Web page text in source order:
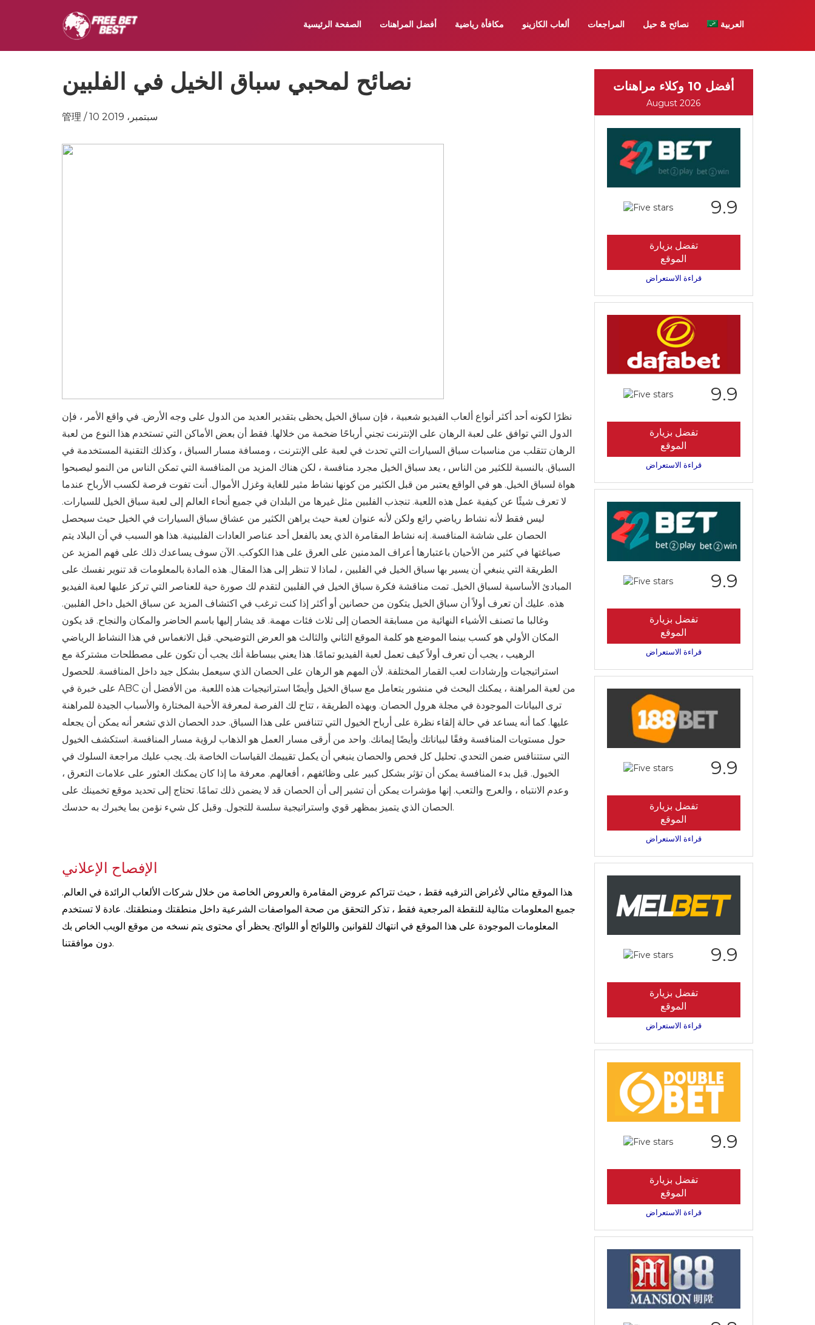
الصفحة الرئيسية أفضل المراهنات مكافأة رياضية ألعاب الكازينو المراجعات نصائح & حيل العربية
نصائح لمحبي سباق الخيل في الفلبين
管理 / 10 سبتمبر، 2019
نظرًا لكونه أحد أكثر أنواع ألعاب الفيديو شعبية ، فإن سباق الخيل يحظى بتقدير العديد من الدول على وجه الأرض. في واقع الأمر ، فإن
الدول التي توافق على لعبة الرهان على الإنترنت تجني أرباحًا ضخمة من خلالها. فقط أن بعض الأماكن التي تستخدم هذا النوع من لعبة
الرهان تتقلب من مناسبات سباق السيارات التي تحدث في لعبة على الإنترنت ، ومسافة مسار السباق ، وكذلك التقنية المستخدمة في
السباق. بالنسبة للكثير من الناس ، يعد سباق الخيل مجرد منافسة ، لكن هناك المزيد من المنافسة التي تمكن الناس من النمو ليصبحوا
هواة لسباق الخيل. هو في الواقع يعتبر من قبل الكثير من كونها نشاط مثير للغاية وغزل الأموال. أنت تفوت فرصة لكسب الأرباح عندما
لا تعرف شيئًا عن كيفية عمل هذه اللعبة. تنجذب الفلبين مثل غيرها من البلدان في جميع أنحاء العالم إلى لعبة سباق الخيل للسيارات.
ليس فقط لأنه نشاط رياضي رائع ولكن لأنه عنوان لعبة حيث يراهن الكثير من عشاق سباق السيارات في الخيل حيث سيحصل
الحصان على شاشة المنافسة. إنه نشاط المقامرة الذي يعد بالفعل أحد عناصر العادات الفلبينية. هذا هو السبب في أن البلاد يتم
صياغتها في كثير من الأحيان باعتبارها أعراف المدمنين على العرق على هذا الكوكب. الآن سوف يساعدك ذلك على فهم المزيد عن
الطريقة التي ينبغي أن يسير بها سباق الخيل في الفلبين ، لماذا لا تنظر إلى هذا المقال. هذه المادة بالمعلومات قد تنوير نفسك على
المبادئ الأساسية لسباق الخيل. تمت مناقشة فكرة سباق الخيل في الفلبين لتقدم لك صورة حية للعناصر التي تركز عليها لعبة الفيديو
هذه. عليك أن تعرف أولاً أن سباق الخيل يتكون من حصانين أو أكثر إذا كنت ترغب في اكتشاف المزيد عن سباق الخيل داخل الفلبين.
وغالبا ما تصنف الأشياء النهائية من مسابقة الحصان إلى ثلاث فئات مهمة. قد يشار إليها باسم الحاضر والمكان والنجاح. قد يكون
المكان الأولي هو كسب بينما الموضع هو كلمة الموقع الثاني والثالث هو العرض التوضيحي. قبل الانغماس في هذا النشاط الرياضي
الرهيب ، يجب أن تعرف أولاً كيف تعمل لعبة الفيديو تمامًا. هذا يعني ببساطة أنك يجب أن تكون على مصطلحات مشتركة مع
استراتيجيات وإرشادات لعب القمار المختلفة. لأن المهم هو الرهان على الحصان الذي سيعمل بشكل جيد داخل المنافسة. للحصول
على خبرة في ABC من لعبة المراهنة ، يمكنك البحث في منشور يتعامل مع سباق الخيل وأيضًا استراتيجيات هذه اللعبة. من الأفضل أن
ترى البيانات الموجودة في مجلة هرول الحصان. وبهذه الطريقة ، تتاح لك الفرصة لمعرفة الأحبة المختارة والأسباب الجيدة للمراهنة
عليها. كما أنه يساعد في حالة إلقاء نظرة على أرباح الخيول التي تتنافس على هذا السباق. حدد الحصان الذي تشعر أنه يمكن أن يجعله
حول مستويات المنافسة وفقًا لبياناتك وأيضًا إيمانك. واحد من أرقى مسار العمل هو الذهاب لرؤية مسار المنافسة. استكشف الخيول
التي ستتنافس ضمن التحدي. تحليل كل فحص والحصان ينبغي أن يكمل تقييمك القياسات الخاصة بك. يجب عليك مراجعة السلوك في
الخيول. قبل بدء المنافسة يمكن أن تؤثر بشكل كبير على وظائفهم ، أفعالهم. معرفة ما إذا كان يمكنك العثور على علامات التعرق ،
وعدم الانتباه ، والعرج والتعب. إنها مؤشرات يمكن أن تشير إلى أن الحصان قد لا يضمن ذلك تمامًا. تحتاج إلى تحديد موقع تخمينك على
الحصان الذي يتميز بمظهر قوي واستراتيجية سلسة للتجول. وقبل كل شيء نؤمن بما يخبرك به حدسك.
الإفصاح الإعلاني
هذا الموقع مثالي لأغراض الترفيه فقط ، حيث تتراكم عروض المقامرة والعروض الخاصة من خلال شركات الألعاب الرائدة في العالم.
جميع المعلومات مثالية للنقطة المرجعية فقط ، تذكر التحقق من صحة المواصفات الشرعية داخل منطقتك ومنطقتك. عادة لا تستخدم
المعلومات الموجودة على هذا الموقع في انتهاك للقوانين واللوائح أو اللوائح. يحظر أي محتوى يتم نسخه من موقع الويب الخاص بك
دون موافقتنا.
أفضل 10 وكلاء مراهنات
August 2026
9.9
تفضل بزيارة
الموقع
قراءة الاستعراض
9.9
تفضل بزيارة
الموقع
قراءة الاستعراض
9.9
تفضل بزيارة
الموقع
قراءة الاستعراض
9.9
تفضل بزيارة
الموقع
قراءة الاستعراض
9.9
تفضل بزيارة
الموقع
قراءة الاستعراض
9.9
تفضل بزيارة
الموقع
قراءة الاستعراض